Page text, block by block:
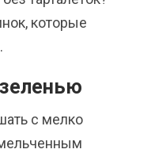
которые
с мелко